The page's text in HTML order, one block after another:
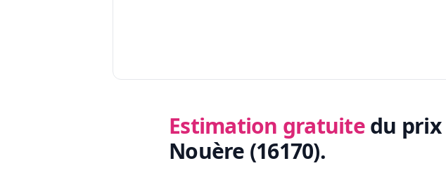
Estimation gratuite du prix
Nouère (16170).